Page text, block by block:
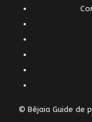
© Béjaia Guide de